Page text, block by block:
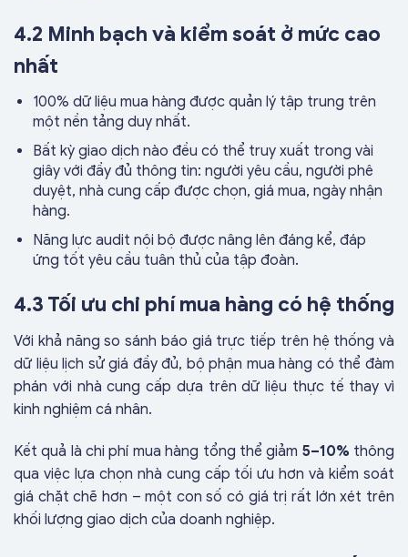
4.2 Minh bạch và kiểm soát ở mức cao
nhất
100% dữ liệu mua hàng được quản lý tập trung trên
một nền tảng duy nhất.
Bất kỳ giao dịch nào đều có thể truy xuất trong vài
giây với đầy đủ thông tin: người yêu cầu, người phê
duyệt, nhà cung cấp được chọn, giá mua, ngày nhận
hàng.
Năng lực audit nội bộ được nâng lên đáng kể, đáp
ứng tốt yêu cầu tuân thủ của tập đoàn.
4.3 Tối ưu chi phí mua hàng có hệ thống
Với khả năng so sánh báo giá trực tiếp trên hệ thống và
dữ liệu lịch sử giá đầy đủ, bộ phận mua hàng có thể đàm
phán với nhà cung cấp dựa trên dữ liệu thực tế thay vì
kinh nghiệm cá nhân.
Kết quả là chi phí mua hàng tổng thể giảm 5–10% thông
qua việc lựa chọn nhà cung cấp tối ưu hơn và kiểm soát
giá chặt chẽ hơn – một con số có giá trị rất lớn xét trên
khối lượng giao dịch của doanh nghiệp.